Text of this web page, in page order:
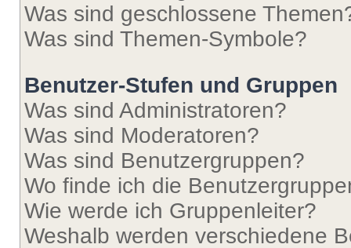
Was sind geschlossene
Was sind Themen-Symbole?
Benutzer-Stufen und Gruppen
Was sind Administratoren?
Was sind Moderatoren?
Was sind Benutzergruppen?
Wo finde ich die
Wie werde ich Gruppenleiter?
Weshalb werden verschiedene